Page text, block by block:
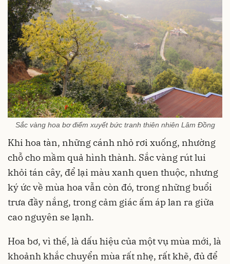
Sắc vàng hoa bơ điểm xuyết bức tranh thiên nhiên Lâm Đồng
Khi hoa tàn, những cánh nhỏ rơi xuống, nhường
chỗ cho mầm quả hình thành. Sắc vàng rút lui
khỏi tán cây, để lại màu xanh quen thuộc, nhưng
ký ức về mùa hoa vẫn còn đó, trong những buổi
trưa đầy nắng, trong cảm giác ấm áp lan ra giữa
cao nguyên se lạnh.
Hoa bơ, vì thế, là dấu hiệu của một vụ mùa mới, là
khoảnh khắc chuyển mùa rất nhẹ, rất khẽ, đủ để